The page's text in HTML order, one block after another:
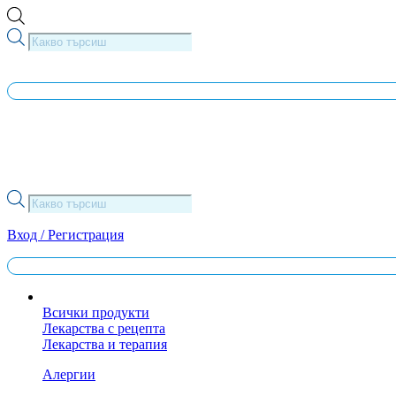
Skip
to
content
Products
search
Products
search
Вход / Регистрация
Всички продукти
Лекарства с рецепта
Лекарства и терапия
Алергии